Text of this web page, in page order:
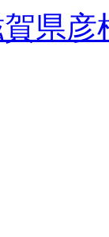
賀県